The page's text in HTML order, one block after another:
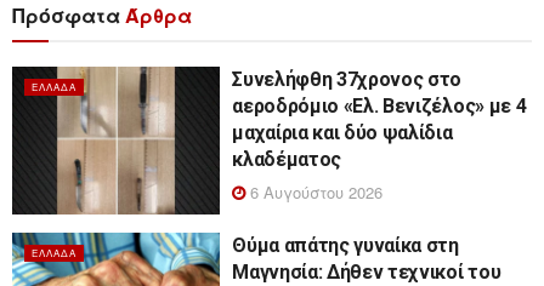
ΠρόσφαταΆρθρα
ΕΛΛΆΔΑ
Συνελήφθη 37χρονος στο
αεροδρόμιο «Ελ. Βενιζέλος» με 4
μαχαίρια και δύο ψαλίδια
κλαδέματος
6 Αυγούστου 2026
ΕΛΛΆΔΑ
Θύμα απάτης γυναίκα στη
Μαγνησία: Δήθεν τεχνικοί του